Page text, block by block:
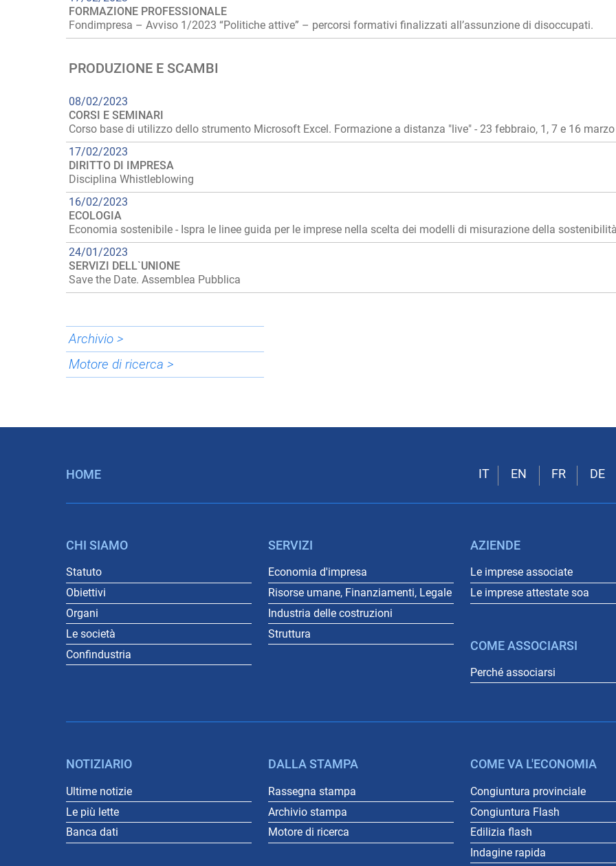
FORMAZIONE PROFESSIONALE
Fondimpresa – Avviso 1/2023 “Politiche attive” – percorsi formativi finalizzati all’assunzione di disoccupati.
PRODUZIONE E SCAMBI
08/02/2023
CORSI E SEMINARI
Corso base di utilizzo dello strumento Microsoft Excel. Formazione a distanza "live" - 23 febbraio, 1, 7 e 16
17/02/2023
DIRITTO DI IMPRESA
Disciplina Whistleblowing
16/02/2023
ECOLOGIA
Economia sostenibile - Ispra le linee guida per le imprese nella scelta dei modelli di misurazione della
24/01/2023
SERVIZI DELL`UNIONE
Save the Date. Assemblea Pubblica
Archivio >
Motore di ricerca >
HOME
CHI SIAMO
Statuto
Obiettivi
Organi
Le società
Confindustria
SERVIZI
Economia d'impresa
Risorse umane, Finanziamenti, Legale
Industria delle costruzioni
Struttura
AZIENDE
Le imprese associate
Le imprese attestate soa
COME ASSOCIARSI
Perché associarsi
NOTIZIARIO
Ultime notizie
Le più lette
Banca dati
DALLA STAMPA
Rassegna stampa
Archivio stampa
Motore di ricerca
COME VA L'ECONOMIA
Congiuntura provinciale
Congiuntura Flash
Edilizia flash
Indagine rapida